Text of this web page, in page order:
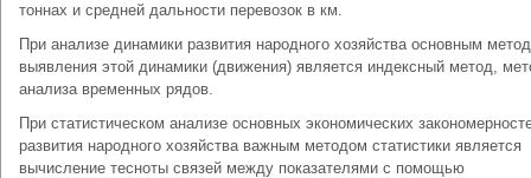
тоннах и средней дальности перевозок в км.
При анализе динамики развития народного хозяйства основным
выявления этой динамики (движения) является индексный метод,
анализа временных рядов.
При статистическом анализе основных экономических
развития народного хозяйства важным методом статистики является
вычисление тесноты связей между показателями с помощью